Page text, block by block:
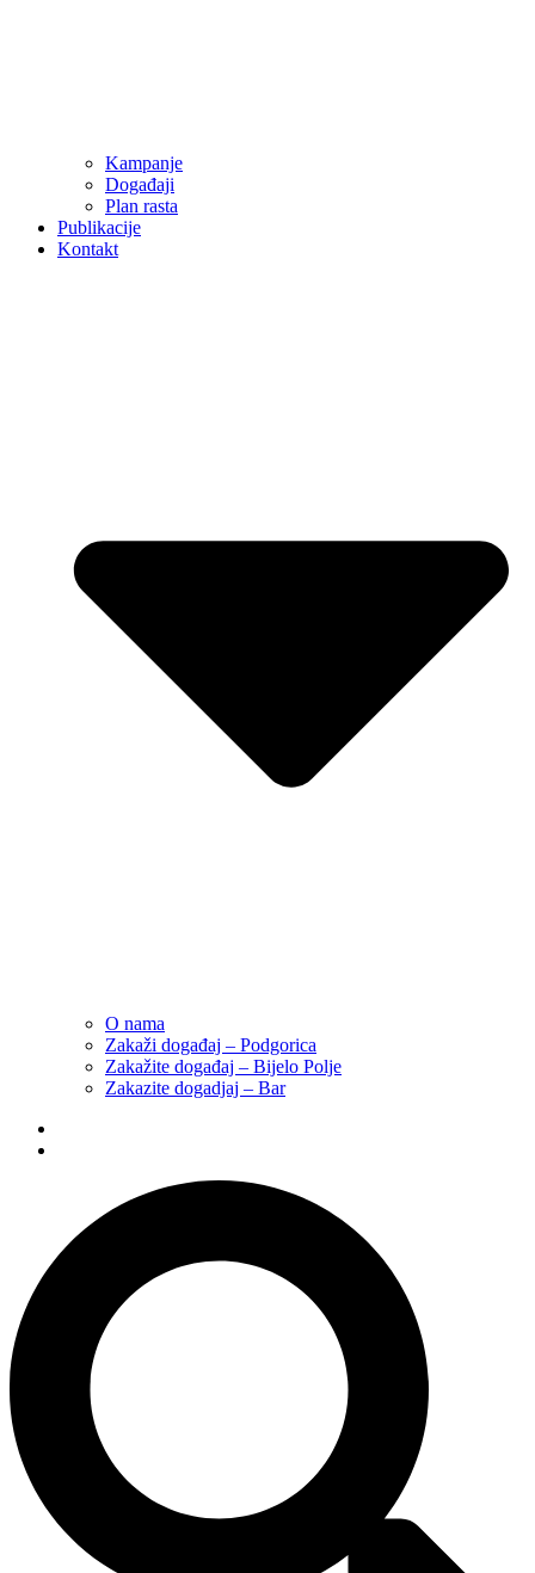
Kampanje
Događaji
Plan rasta
Publikacije
Kontakt
O nama
Zakaži događaj – Podgorica
Zakažite događaj – Bijelo Polje
Zakazite dogadjaj – Bar